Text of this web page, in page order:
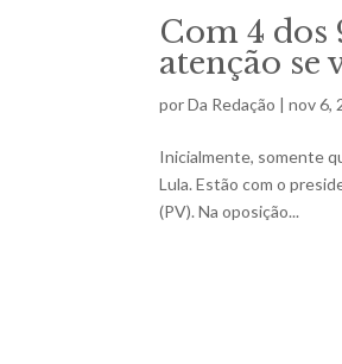
Com 4 dos
atenção
porDa Redação |nov 6,
Inicialmente, somente
Lula. Estão com o
(PV). Na oposição...